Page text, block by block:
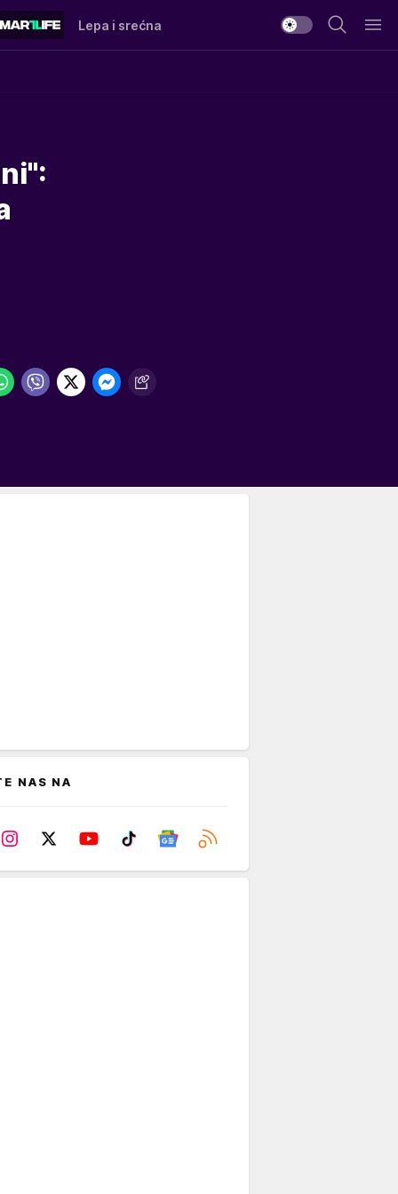
Lepa i srećna
NAS NA